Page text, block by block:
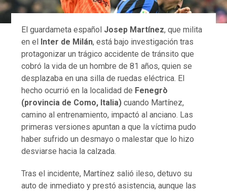
El guardameta español Josep Martínez, que milita
en el Inter de Milán, está bajo investigación tras
protagonizar un trágico accidente de tránsito que
cobró la vida de un hombre de 81 años, quien se
desplazaba en una silla de ruedas eléctrica. El
hecho ocurrió en la localidad de Fenegrò
(provincia de Como, Italia) cuando Martínez,
camino al entrenamiento, impactó al anciano. Las
primeras versiones apuntan a que la víctima pudo
haber sufrido un desmayo o malestar que lo hizo
desviarse hacia la calzada.
Tras el incidente, Martínez salió ileso, detuvo su
auto de inmediato y prestó asistencia, aunque las